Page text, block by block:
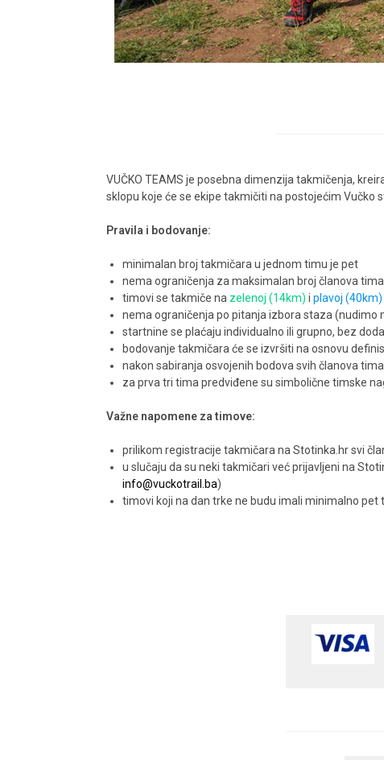
VUČKO TEAMS je posebna dimenzija takmičenja,
sklopu koje će se ekipe takmičiti na postojećim Vučko
Pravila i bodovanje:
minimalan broj takmičara u jednom timu je pet
nema ograničenja za maksimalan broj članova tima
timovi se takmiče na zelenoj (14km) i plavoj (40km)
nema ograničenja po pitanja izbora staza (nudimo
startnine se plaćaju individualno ili grupno, bez
bodovanje takmičara će se izvršiti na osnovu
nakon sabiranja osvojenih bodova svih članova
za prva tri tima predviđene su simbolične timske
Važne napomene za timove:
prilikom registracije takmičara na Stotinka.hr svi
u slučaju da su neki takmičari već prijavljeni na
info@vuckotrail.ba)
timovi koji na dan trke ne budu imali minimalno